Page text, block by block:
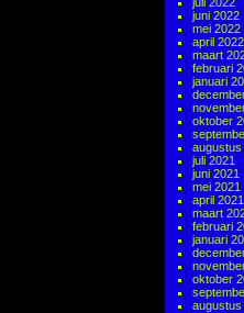
juni 2022
mei 2022
april 2022
maart
februari
januari
oktober
augustus
juli 2021
juni 2021
mei 2021
april 2021
maart
februari
januari
oktober
augustus